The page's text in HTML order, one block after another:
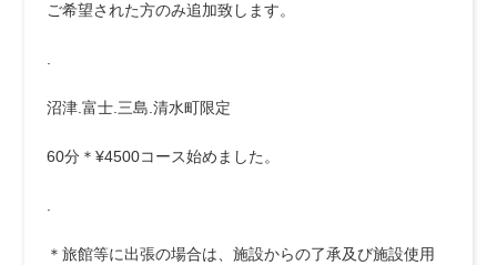
ご希望された方のみ追加致します。
.
沼津.富士.三島.清水町限定
60分＊¥4500コース始めました。
.
＊旅館等に出張の場合は、施設からの了承及び施設使用